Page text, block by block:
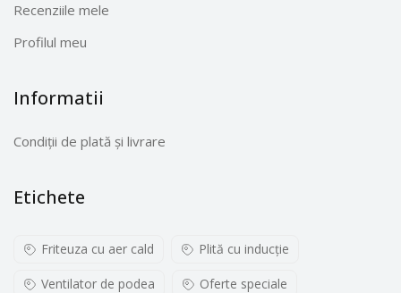
Recenziile mele
Profilul meu
Informatii
Condiții de plată și livrare
Etichete
Friteuza cu aer cald Plită cu inducţie
Ventilator de podea Oferte speciale